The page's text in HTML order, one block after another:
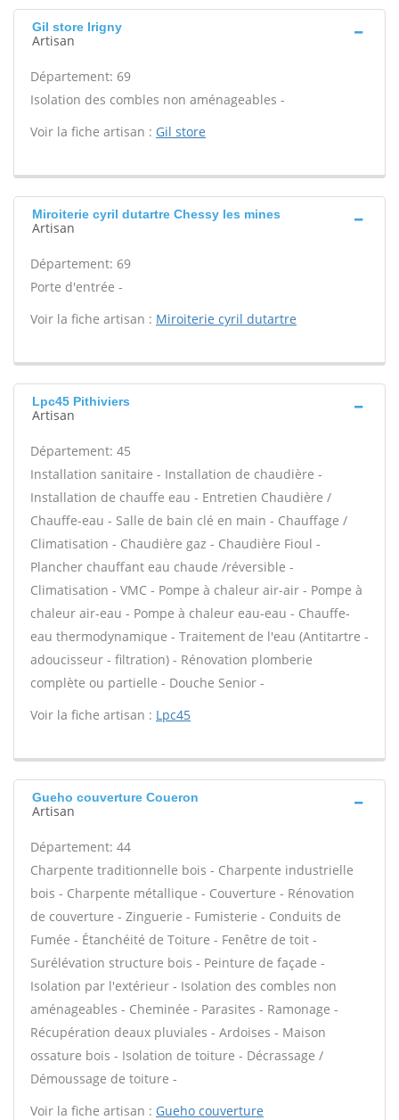
Gil store Irigny
Artisan
Département: 69
Isolation des combles non aménageables -
Voir la fiche artisan : Gil store
Miroiterie cyril dutartre Chessy les mines
Artisan
Département: 69
Porte d'entrée -
Voir la fiche artisan : Miroiterie cyril dutartre
Lpc45 Pithiviers
Artisan
Département: 45
Installation sanitaire - Installation de chaudière -
Installation de chauffe eau - Entretien Chaudière /
Chauffe-eau - Salle de bain clé en main - Chauffage /
Climatisation - Chaudière gaz - Chaudière Fioul -
Plancher chauffant eau chaude /réversible -
Climatisation - VMC - Pompe à chaleur air-air - Pompe à
chaleur air-eau - Pompe à chaleur eau-eau - Chauffe-
eau thermodynamique - Traitement de l'eau (Antitartre -
adoucisseur - filtration) - Rénovation plomberie
complète ou partielle - Douche Senior -
Voir la fiche artisan : Lpc45
Gueho couverture Coueron
Artisan
Département: 44
Charpente traditionnelle bois - Charpente industrielle
bois - Charpente métallique - Couverture - Rénovation
de couverture - Zinguerie - Fumisterie - Conduits de
Fumée - Étanchéité de Toiture - Fenêtre de toit -
Surélévation structure bois - Peinture de façade -
Isolation par l'extérieur - Isolation des combles non
aménageables - Cheminée - Parasites - Ramonage -
Récupération deaux pluviales - Ardoises - Maison
ossature bois - Isolation de toiture - Décrassage /
Démoussage de toiture -
Voir la fiche artisan : Gueho couverture